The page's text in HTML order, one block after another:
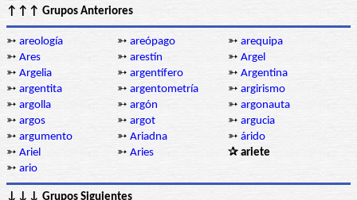
↑↑↑ Grupos Anteriores
➳ areología ➳ areópago ➳ arequipa
➳ Ares ➳ arestín ➳ Argel
➳ Argelia ➳ argentífero ➳ Argentina
➳ argentita ➳ argentometría ➳ argirismo
➳ argolla ➳ argón ➳ argonauta
➳ argos ➳ argot ➳ argucia
➳ argumento ➳ Ariadna ➳ árido
➳ Ariel ➳ Aries
✰ ariete
➳ ario
↓↓↓ Grupos Siguientes